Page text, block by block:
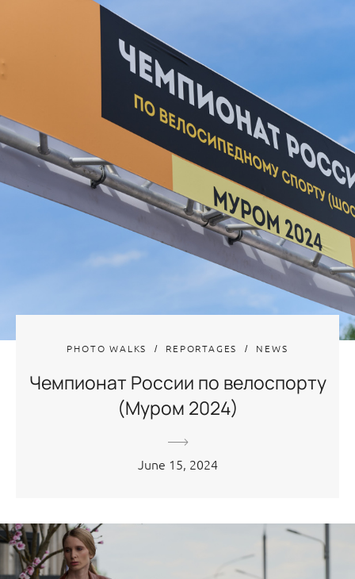
PHOTO WALKS REPORTAGES NEWS
Чемпионат России по велоспорту
(Муром 2024)
June 15, 2024